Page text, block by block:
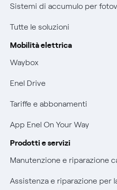
Rimborsi e resi per prodotti e
Informativa RAEE
Informativa Privacy AI
Nuove regole europee per la
Offerte Placet non vulnerabili
Offerta Tutela Vulnerabilità Gas
Mobilità Elettrica
Phishing e truffe online
Verifica chi ti ha chiamato
Agevolazione utenti con
Sistemi di accumulo per
Tutte le soluzioni
Mobilità elettrica
Waybox
Enel Drive
Tariffe e abbonamenti
App Enel On Your Way
Prodotti e servizi
Manutenzione e riparazione
Assistenza e riparazione per